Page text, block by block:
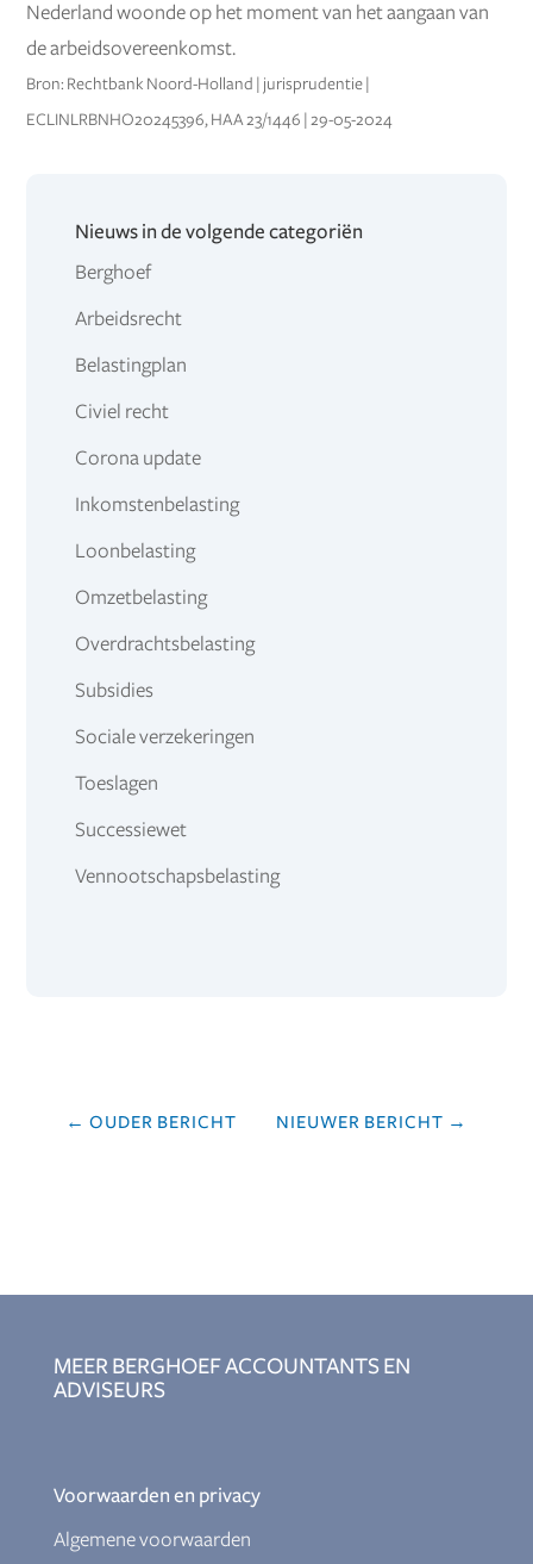
Nederland woonde op het moment van het aangaan van
de arbeidsovereenkomst.
Bron: Rechtbank Noord-Holland | jurisprudentie |
ECLINLRBNHO20245396, HAA 23/1446 | 29-05-2024
Nieuws in de volgende categoriën
Berghoef
Arbeidsrecht
Belastingplan
Civiel recht
Corona update
Inkomstenbelasting
Loonbelasting
Omzetbelasting
Overdrachtsbelasting
Subsidies
Sociale verzekeringen
Toeslagen
Successiewet
Vennootschapsbelasting
← OUDER BERICHT NIEUWER BERICHT →
MEER BERGHOEF ACCOUNTANTS EN
ADVISEURS
Voorwaarden en privacy
Algemene voorwaarden